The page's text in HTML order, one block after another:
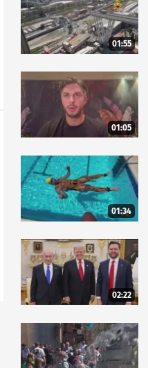
01:55
01:05
01:34
02:22